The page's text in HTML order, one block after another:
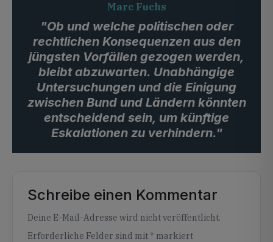
Marc Fuchs
"Ob und welche politischen oder
rechtlichen Konsequenzen aus den
jüngsten Vorfällen gezogen werden,
bleibt abzuwarten. Unabhängige
Untersuchungen und die Einigung
zwischen Bund und Ländern könnten
entscheidend sein, um künftige
Eskalationen zu verhindern."
Schreibe einen Kommentar
Deine E-Mail-Adresse wird nicht veröffentlicht.
Erforderliche Felder sind mit * markiert
Alternative: